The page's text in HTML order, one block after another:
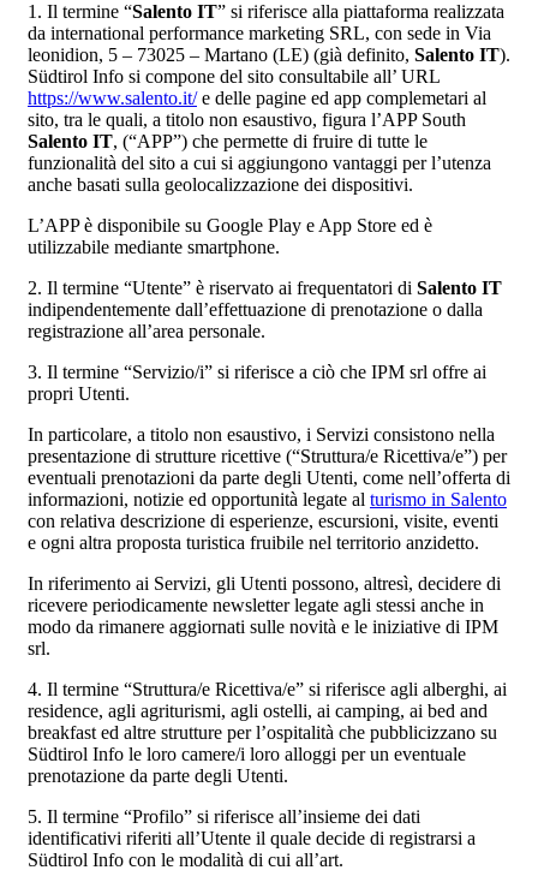
1. Il termine “Salento IT” si riferisce alla piattaforma realizzata
da international performance marketing SRL, con sede in Via
leonidion, 5 – 73025 – Martano (LE) (già definito, Salento IT).
Südtirol Info si compone del sito consultabile all’ URL
https://www.salento.it/e delle pagine ed app complemetari al
sito, tra le quali, a titolo non esaustivo, figura l’APP South
Salento IT, (“APP”) che permette di fruire di tutte le
funzionalità del sito a cui si aggiungono vantaggi per l’utenza
anche basati sulla geolocalizzazione dei dispositivi.
L’APP è disponibile su Google Play e App Store ed è
utilizzabile mediante smartphone.
2. Il termine “Utente” è riservato ai frequentatori di Salento IT
indipendentemente dall’effettuazione di prenotazione o dalla
registrazione all’area personale.
3. Il termine “Servizio/i” si riferisce a ciò che IPM srl offre ai
propri Utenti.
In particolare, a titolo non esaustivo, i Servizi consistono nella
presentazione di strutture ricettive (“Struttura/e Ricettiva/e”) per
eventuali prenotazioni da parte degli Utenti, come nell’offerta di
informazioni, notizie ed opportunità legate al turismo in Salento
con relativa descrizione di esperienze, escursioni, visite, eventi
e ogni altra proposta turistica fruibile nel territorio anzidetto.
In riferimento ai Servizi, gli Utenti possono, altresì, decidere di
ricevere periodicamente newsletter legate agli stessi anche in
modo da rimanere aggiornati sulle novità e le iniziative di IPM
srl.
4. Il termine “Struttura/e Ricettiva/e” si riferisce agli alberghi, ai
residence, agli agriturismi, agli ostelli, ai camping, ai bed and
breakfast ed altre strutture per l’ospitalità che pubblicizzano su
Südtirol Info le loro camere/i loro alloggi per un eventuale
prenotazione da parte degli Utenti.
5. Il termine “Profilo” si riferisce all’insieme dei dati
identificativi riferiti all’Utente il quale decide di registrarsi a
Südtirol Info con le modalità di cui all’art.